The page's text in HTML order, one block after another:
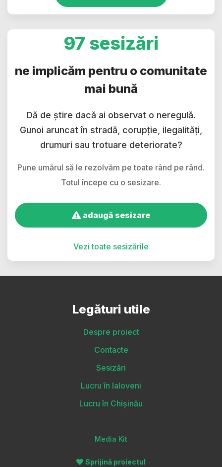
97 sesizări
ne implicăm pentru o comunitate
mai bună
Dă de știre dacă ai observat o neregulă.
Gunoi aruncat în stradă, corupție, ilegalități,
drumuri sau trotuare deteriorate?
Pune umărul să le rezolvăm pe toate rând pe rând.
Totul începe cu o sesizare.
adaugă sesizare
Vezi toate sesizările
Legături utile
Despre proiect
Contacte
Sesizări
Lucru în Ialoveni
Lucru în Chișinău
Media Kit
Sprijină proiectul